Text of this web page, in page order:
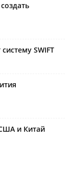
SWIFT
и Китай